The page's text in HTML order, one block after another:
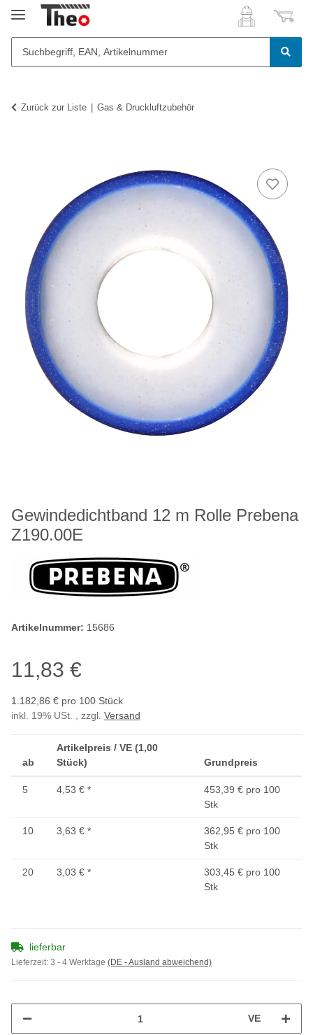
Zurück zur Liste Gas & Druckluftzubehör
Gewindedichtband 12 m Rolle Prebena
Z190.00E
Artikelnummer: 15686
11,83 €
1.182,86 € pro 100 Stück
inkl. 19% USt. , zzgl. Versand
ab
Artikelpreis / VE (1,00
Stück)
Grundpreis
5 4,53 € *
453,39 € pro 100
Stk
10 3,63 € *
362,95 € pro 100
Stk
20 3,03 € *
303,45 € pro 100
Stk
lieferbar
Lieferzeit: 3 - 4 Werktage (DE - Ausland abweichend)
VE